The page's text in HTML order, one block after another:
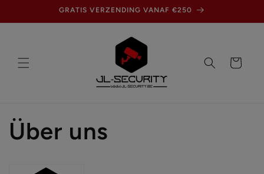
Inhalt
GRATIS VERZENDING VANAF €250
Warenkorb
Über uns